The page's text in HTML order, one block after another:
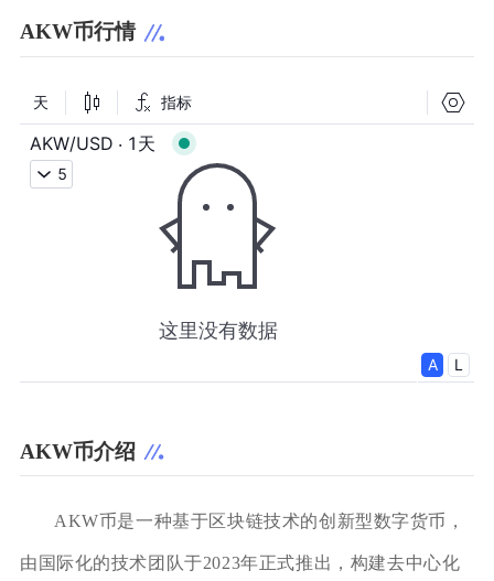
AKW币行情
AKW币介绍
AKW币是一种基于区块链技术的创新型数字货币，
由国际化的技术团队于2023年正式推出，构建去中心化